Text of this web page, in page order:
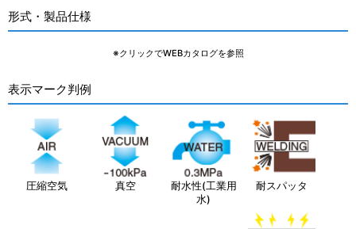
形式・製品仕様
※クリックでWEBカタログを参照
表示マーク判例
圧縮空気 真空
耐水性(工業用
水)
耐スパッタ